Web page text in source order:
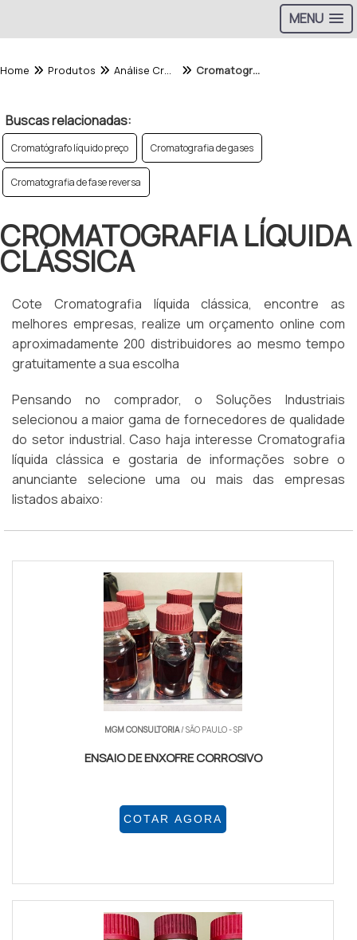
MENU
Home Produtos Análise Cromatografica - Categoria Cromatografia líquida clássica
Buscas relacionadas:
Cromatógrafo líquido preço Cromatografia de gases
Cromatografia de fase reversa
CROMATOGRAFIA LÍQUIDA
CLÁSSICA
Cote Cromatografia líquida clássica, encontre as
melhores empresas, realize um orçamento online com
aproximadamente 200 distribuidores ao mesmo tempo
gratuitamente a sua escolha
Pensando no comprador, o Soluções Industriais
selecionou a maior gama de fornecedores de qualidade
do setor industrial. Caso haja interesse Cromatografia
líquida clássica e gostaria de informações sobre o
anunciante selecione uma ou mais das empresas
listados abaixo:
MGM CONSULTORIA/ SÃO PAULO - SP
ENSAIO DE ENXOFRE CORROSIVO
COTAR AGORA